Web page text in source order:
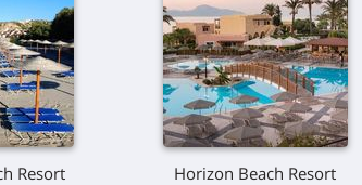
Horizon Beach Resort
Resort